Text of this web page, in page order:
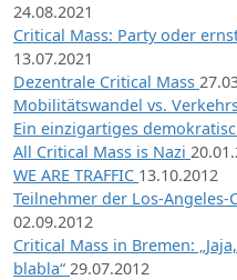
24.08.2021
Critical Mass: Party oder
13.07.2021
Dezentrale Critical Mass
Mobilitätswandel vs.
Ein einzigartiges
All Critical Mass is Nazi
WE ARE TRAFFIC 13.10.2012
Teilnehmer der Los-
02.09.2012
Critical Mass in Bremen:
blabla“ 29.07.2012